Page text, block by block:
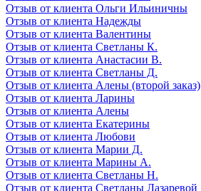
Отзыв от клиента Ольги Ильиничны
Отзыв от клиента Надежды
Отзыв от клиента Валентины
Отзыв от клиента Светланы К.
Отзыв от клиента Анастасии В.
Отзыв от клиента Светланы Д.
Отзыв от клиента Алены (второй заказ)
Отзыв от клиента Ларины
Отзыв от клиента Алены
Отзыв от клиента Екатерины
Отзыв от клиента Любови
Отзыв от клиента Марии Д.
Отзыв от клиента Марины А.
Отзыв от клиента Светланы Н.
Отзыв от клиента Светланы Лазаревой